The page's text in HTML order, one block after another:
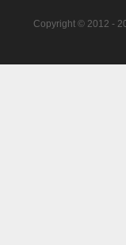
Copyright © 2012 -